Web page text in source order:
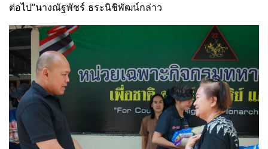
ต่อไป”นางณัฐพัชร์ ธระนิชิพัฒน์กล่าว